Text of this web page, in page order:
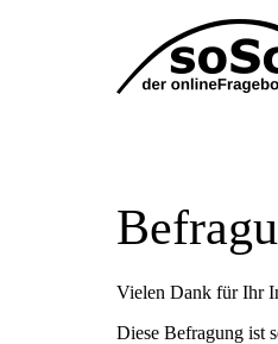
Vielen Dank für Ihr
Diese Befragung ist